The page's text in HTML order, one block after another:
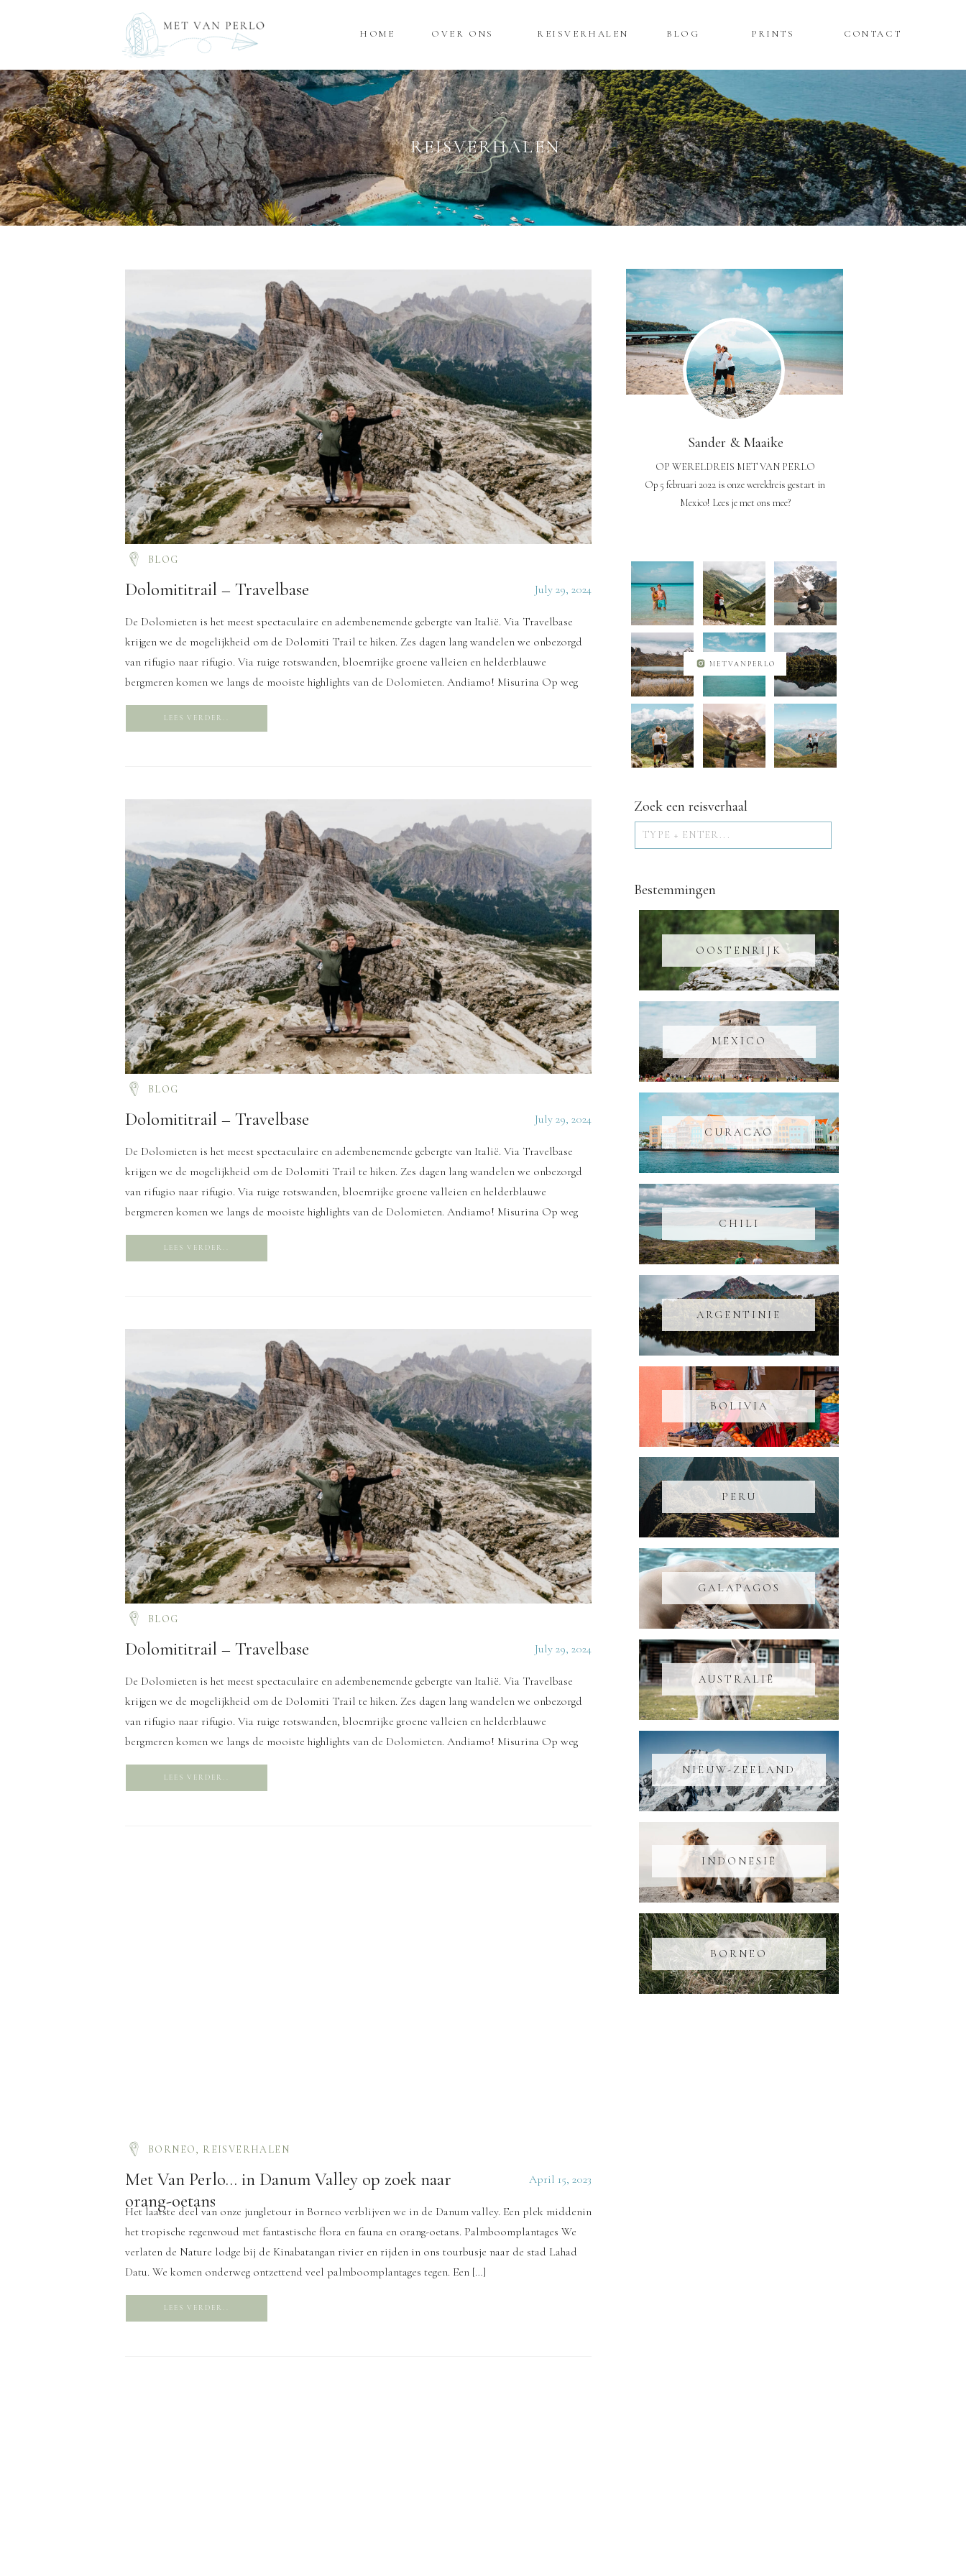
HOME OVER ONS REISVERHALEN PRINTS
BLOG CONTACT
REISVERHALEN
Sander & Maaike
OP WERELDREIS MET VAN PERLO
Op 5 februari 2022 is onze wereldreis gestart in
Mexico! Lees je met ons mee?
METVANPERLO
Zoek een reisverhaal
Bestemmingen
OOSTENRIJK
Search
MEXICO
CURACAO
CHILI
ARGENTINIE
BOLIVIA
PERU
GALAPAGOS
AUSTRALIË
NIEUW-ZEELAND
INDONESIË
BORNEO
Dolomititrail – Travelbase
De Dolomieten is het meest spectaculaire en adembenemende gebergte van Italië. Via Travelbase
krijgen we de mogelijkheid om de Dolomiti Trail te hiken. Zes dagen lang wandelen we onbezorgd
van rifugio naar rifugio. Via ruige rotswanden, bloemrijke groene valleien en helderblauwe
bergmeren komen we langs de mooiste highlights van de Dolomieten. Andiamo! Misurina Op weg
[…]
LEES VERDER..
BLOG
July 29, 2024
Dolomititrail – Travelbase
De Dolomieten is het meest spectaculaire en adembenemende gebergte van Italië. Via Travelbase
krijgen we de mogelijkheid om de Dolomiti Trail te hiken. Zes dagen lang wandelen we onbezorgd
van rifugio naar rifugio. Via ruige rotswanden, bloemrijke groene valleien en helderblauwe
bergmeren komen we langs de mooiste highlights van de Dolomieten. Andiamo! Misurina Op weg
[…]
LEES VERDER..
BLOG
July 29, 2024
Dolomititrail – Travelbase
De Dolomieten is het meest spectaculaire en adembenemende gebergte van Italië. Via Travelbase
krijgen we de mogelijkheid om de Dolomiti Trail te hiken. Zes dagen lang wandelen we onbezorgd
van rifugio naar rifugio. Via ruige rotswanden, bloemrijke groene valleien en helderblauwe
bergmeren komen we langs de mooiste highlights van de Dolomieten. Andiamo! Misurina Op weg
[…]
LEES VERDER..
BLOG
July 29, 2024
Met Van Perlo… in Danum Valley op zoek naar
orang-oetans
Het laatste deel van onze jungletour in Borneo verblijven we in de Danum valley. Een plek middenin
het tropische regenwoud met fantastische flora en fauna en orang-oetans. Palmboomplantages We
verlaten de Nature lodge bij de Kinabatangan rivier en rijden in ons tourbusje naar de stad Lahad
Datu. We komen onderweg ontzettend veel palmboomplantages tegen. Een […]
LEES VERDER..
BORNEO, REISVERHALEN
April 15, 2023